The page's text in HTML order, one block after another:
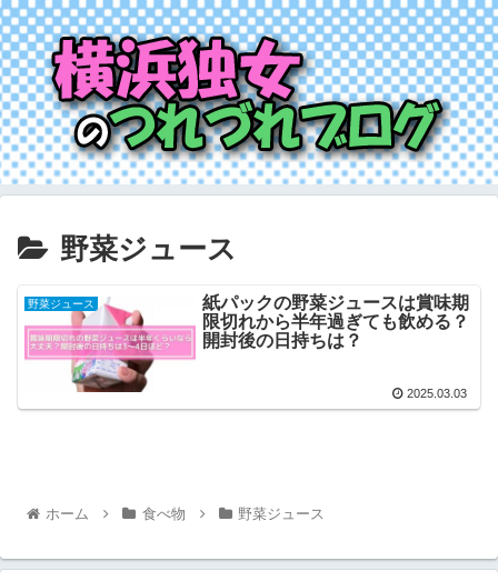
野菜ジュース
野菜ジュース
紙パックの野菜ジュースは賞味期
限切れから半年過ぎても飲める？
開封後の日持ちは？
2025.03.03
ホーム 食べ物 野菜ジュース